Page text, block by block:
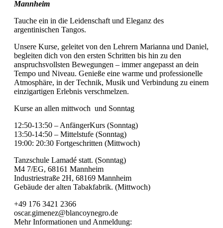
Mannheim
Tauche ein in die Leidenschaft und Eleganz des
argentinischen Tangos.
Unsere Kurse, geleitet von den Lehrern Marianna und Daniel,
begleiten dich von den ersten Schritten bis hin zu den
anspruchsvollsten Bewegungen – immer angepasst an dein
Tempo und Niveau. Genieße eine warme und professionelle
Atmosphäre, in der Technik, Musik und Verbindung zu einem
einzigartigen Erlebnis verschmelzen.
Kurse an allen mittwoch und Sonntag
12:50-13:50 – AnfängerKurs (Sonntag)
13:50-14:50 – Mittelstufe (Sonntag)
19:00: 20:30 Fortgeschritten (Mittwoch)
Tanzschule Lamadé statt. (Sonntag)
M4 7/EG, 68161 Mannheim
Industriestraße 2H, 68169 Mannheim
Gebäude der alten Tabakfabrik. (Mittwoch)
+49 176 3421 2366
oscar.gimenez@blancoynegro.de
Mehr Informationen und Anmeldung: